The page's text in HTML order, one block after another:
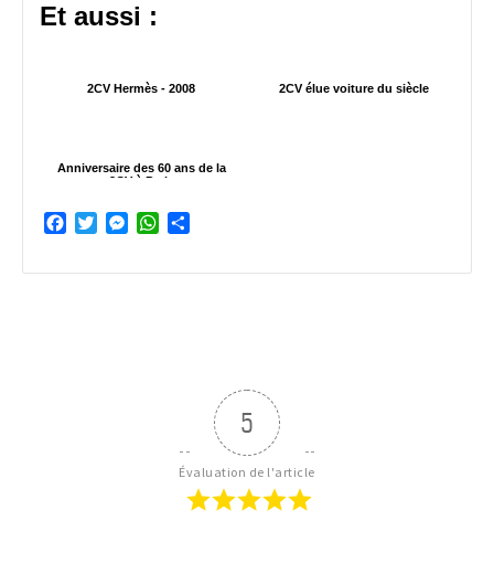
Et aussi :
2CV Hermès - 2008 2CV élue voiture du siècle
Anniversaire des 60 ans de la
2CV à Paris
FacebookTwitterMessengerWhatsApp
5
Évaluation de l'article